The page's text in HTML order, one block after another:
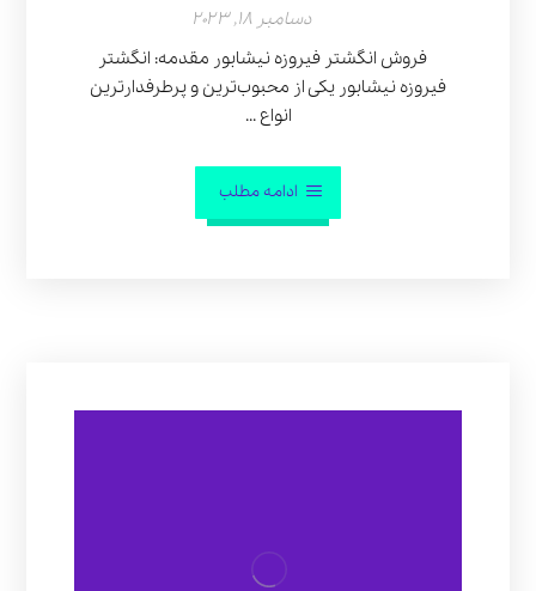
دسامبر 18, 2023
فروش انگشتر فیروزه نیشابور مقدمه: انگشتر
فیروزه نیشابور یکی از محبوب‌ترین و پرطرفدارترین
انواع ...
ادامه مطلب